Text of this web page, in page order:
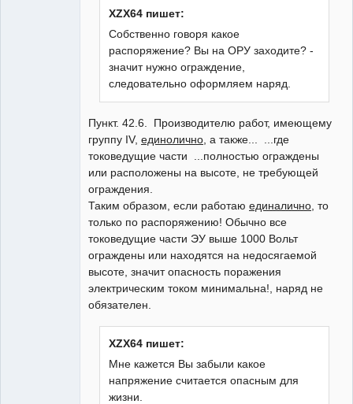
XZX64 пишет:
Собственно говоря какое
распоряжение? Вы на ОРУ заходите? -
значит нужно ограждение,
следовательно оформляем наряд.
Пункт. 42.6. Производителю работ, имеющему
группу IV, единолично, а также... ...где
токоведущие части ...полностью ограждены
или расположены на высоте, не требующей
ограждения.
Таким образом, если работаю единалично, то
только по распоряжению! Обычно все
токоведущие части ЭУ выше 1000 Вольт
ограждены или находятся на недосягаемой
высоте, значит опасность поражения
электрическим током минимальна!, наряд не
обязателен.
XZX64 пишет:
Мне кажется Вы забыли какое
напряжение считается опасным для
жизни.